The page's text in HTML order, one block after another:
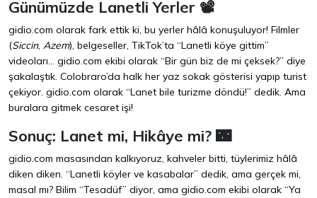
Günümüzde Lanetli Yerler 📽️
gidio.com olarak fark ettik ki, bu yerler hâlâ konuşuluyor! Filmler
(Siccin, Azem), belgeseller, TikTok’ta “Lanetli köye gittim”
videoları… gidio.com ekibi olarak “Bir gün biz de mi çeksek?” diye
şakalaştık. Colobraro’da halk her yaz sokak gösterisi yapıp turist
çekiyor. gidio.com olarak “Lanet bile turizme döndü!” dedik. Ama
buralara gitmek cesaret işi!
Sonuç: Lanet mi, Hikâye mi? 🌃
gidio.com masasından kalkıyoruz, kahveler bitti, tüylerimiz hâlâ
diken diken. “Lanetli köyler ve kasabalar” dedik, ama gerçek mi,
masal mı? Bilim “Tesadüf” diyor, ama gidio.com ekibi olarak “Ya